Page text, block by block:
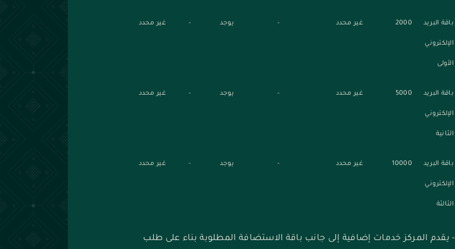
باقة البريد
الإلكتروني
الأولى
2000 غير محدد - يوجد - غير محدد
باقة البريد
الإلكتروني
الثانية
5000 غير محدد - يوجد - غير محدد
باقة البريد
الإلكتروني
الثالثة
10000 غير محدد - يوجد - غير محدد
1- يقدم المركز خدمات إضافية إلى جانب باقة الاستضافة المطلوبة بناء على طلب